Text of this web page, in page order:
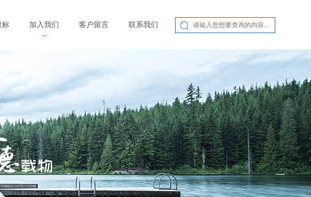
标 加入我们 客户留言 联系我们